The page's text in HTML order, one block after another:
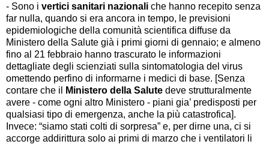
- Sono i vertici sanitari nazionali che hanno recepito senza
far nulla, quando si era ancora in tempo, le previsioni
epidemiologiche della comunità scientifica diffuse da
Ministero della Salute già i primi giorni di gennaio; e almeno
fino al 21 febbraio hanno trascurato le informazioni
dettagliate degli scienziati sulla sintomatologia del virus
omettendo perfino di informarne i medici di base. [Senza
contare che il
Ministero della Salute deve strutturalmente
avere - come ogni altro Ministero - piani gia’ predisposti per
qualsiasi tipo di emergenza, anche la più catastrofica].
Invece: “siamo stati colti di sorpresa” e, per dirne una, ci si
accorge addirittura solo ai primi di marzo che i ventilatori li